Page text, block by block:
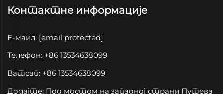
Контактне информације
Е-маил: [email protected]
Телефон: +86 13534638099
Ватсап: +86 13534638099
Додајте: Под мостом на западној страни Путева